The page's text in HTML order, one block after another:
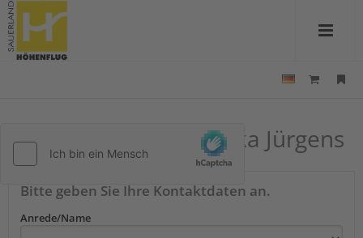
Kontakt zu Villa Klassika Jürgens
Bitte geben Sie Ihre Kontaktdaten an.
Anrede/Name